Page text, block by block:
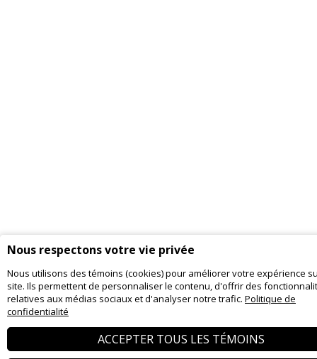
Nous respectons votre vie privée
Nous utilisons des témoins (cookies) pour améliorer votre expérience
site. Ils permettent de personnaliser le contenu, d'offrir des
relatives aux médias sociaux et d'analyser notre trafic. Politique de
confidentialité
ACCEPTER TOUS LES TÉMOINS